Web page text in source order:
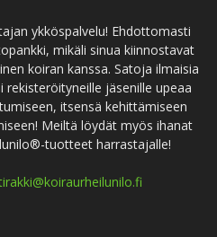
ykköspalvelu! Ehdottomasti
mikäli sinua kiinnostavat
koiran kanssa. Satoja ilmaisia
rekisteröityneille jäsenille upeaa
itsensä kehittämiseen
Meiltä löydät myös ihanat
tuotteet harrastajalle!